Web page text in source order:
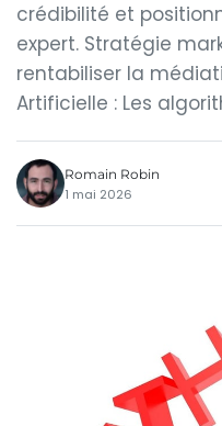
crédibilité et
expert. Stratégie
rentabiliser la
Artificielle : Les
Romain Robin
1 mai 2026